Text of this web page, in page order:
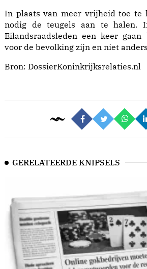
In plaats van meer vrijheid toe te
nodig de teugels aan te halen.
Eilandsraadsleden een keer
voor de bevolking zijn en niet
Bron: DossierKoninkrijksrelaties.nl
GERELATEERDE KNIPSELS